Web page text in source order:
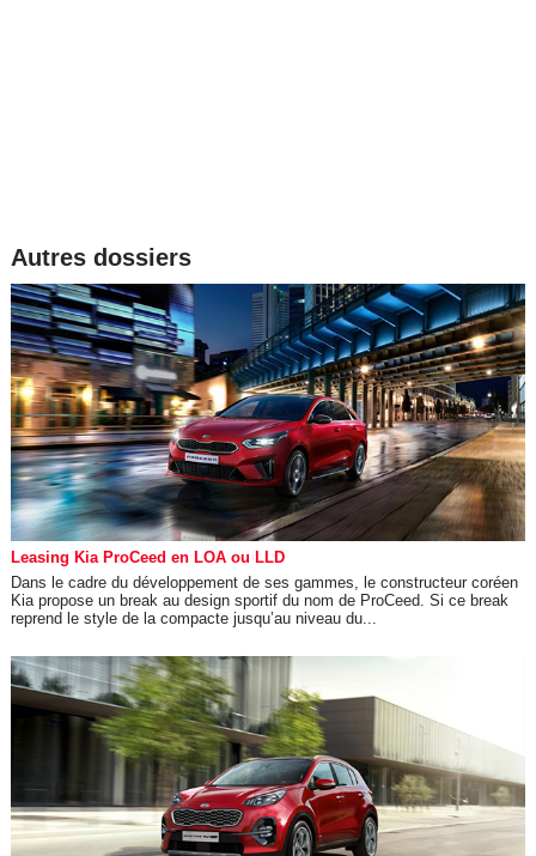
Autres dossiers
Leasing Kia ProCeed en LOA ou LLD
Dans le cadre du développement de ses gammes, le constructeur coréen
Kia propose un break au design sportif du nom de ProCeed. Si ce break
reprend le style de la compacte jusqu’au niveau du...